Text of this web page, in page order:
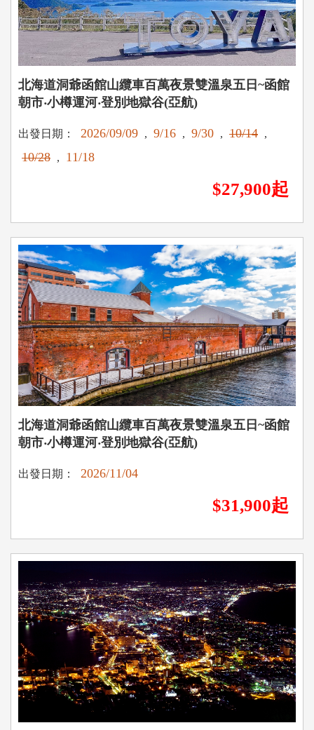
北海道洞爺函館山纜車百萬夜景雙溫泉五日~函館
朝市‧小樽運河‧登別地獄谷(亞航)
出發日期： 2026/09/09 , 9/16 , 9/30 , 10/14 ,
10/28 , 11/18
$27,900起
北海道洞爺函館山纜車百萬夜景雙溫泉五日~函館
朝市‧小樽運河‧登別地獄谷(亞航)
出發日期： 2026/11/04
$31,900起